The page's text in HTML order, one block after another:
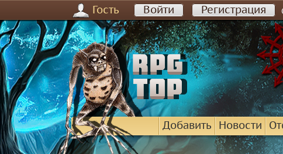
Гость Войти Регистрация
Добавить Новости